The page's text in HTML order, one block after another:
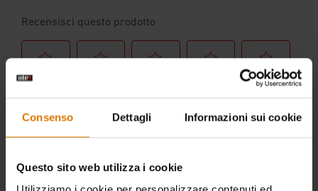
Consenso Dettagli Informazioni sui cookie
Questo sito web utilizza i cookie